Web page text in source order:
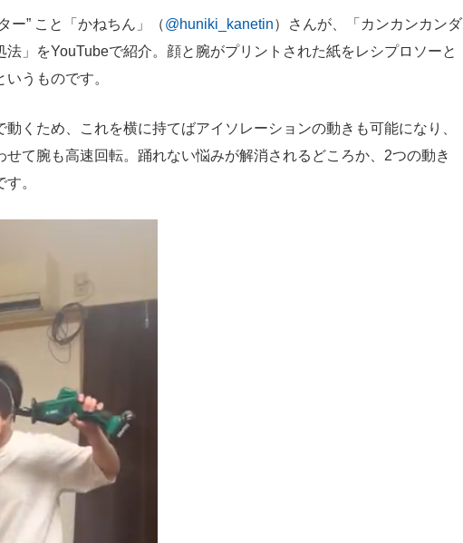
ー” こと「かねちん」（@huniki_kanetin）さんが、「カンカンカンダ
法」をYouTubeで紹介。顔と腕がプリントされた紙をレシプロソーと
うものです。
くため、これを横に持てばアイソレーションの動きも可能になり、
せて腕も高速回転。踊れない悩みが解消されるどころか、2つの動き
。